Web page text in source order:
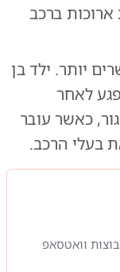
ברכב
יותר. ילד בן
לאחר
כאשר עובר
בעלי הרכב.
וואטסאפ